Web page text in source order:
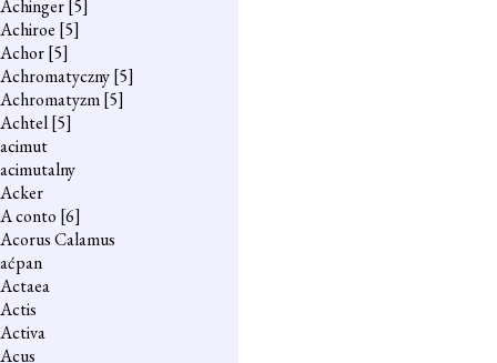
Achinger[5]
Achiroe [5]
Achor[5]
Achromatyczny[5]
Achromatyzm[5]
Achtel[5]
acimut
acimutalny
Acker
A conto [6]
Acorus Calamus
aćpan
Actaea
Actis
Activa
Acus